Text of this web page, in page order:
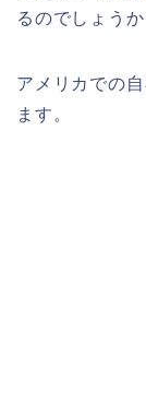
るのでしょうか
アメリカでの
ます。